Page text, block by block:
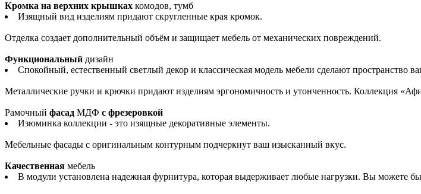
Кромка на верхних крышках комодов, тумб
Изящный вид изделиям придают скругленные края кромок.
Отделка создает дополнительный объём и защищает мебель от механических повреждений.
Функциональный дизайн
Спокойный, естественный светлый декор и классическая модель мебели сделают пространство
Металлические ручки и крючки придают изделиям эргономичность и утонченность. Коллекция
Рамочный фасад МДФ с фрезеровкой
Изюминка коллекции - это изящные декоративные элементы.
Мебельные фасады с оригинальным контурным подчеркнут ваш изысканный вкус.
Качественная мебель
В модули установлена надежная фурнитура, которая выдерживает любые нагрузки. Вы можете